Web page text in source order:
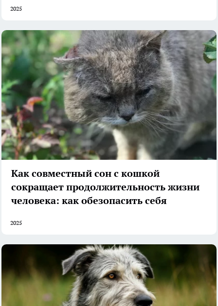
2025
Как совместный сон с кошкой
сокращает продолжительность жизни
человека: как обезопасить себя
2025